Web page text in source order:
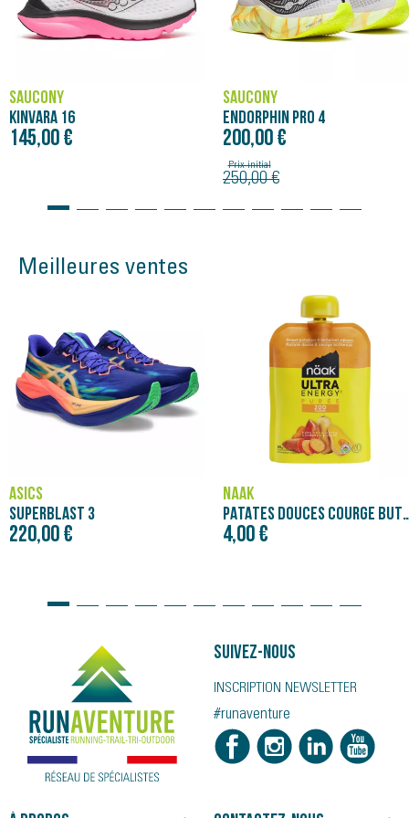
SAUCONY
KINVARA 16
145,00 €
SAUCONY
ENDORPHIN PRO 4
200,00 €
Prix initial
250,00 €
Meilleures ventes
ASICS
SUPERBLAST 3
220,00 €
NÄAK
PATATES DOUCES COURGE
4,00 €
Suivez-nous
INSCRIPTION NEWSLETTER
#runaventure